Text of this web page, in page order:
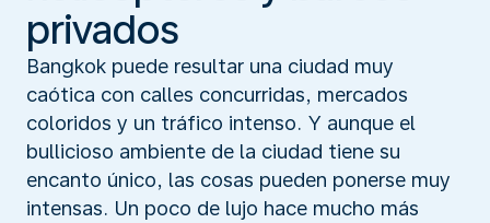
privados
Bangkok puede resultar una ciudad muy
caótica con calles concurridas, mercados
coloridos y un tráfico intenso. Y aunque el
bullicioso ambiente de la ciudad tiene su
encanto único, las cosas pueden ponerse muy
intensas. Un poco de lujo hace mucho más